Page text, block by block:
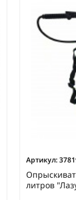
Артикул:
литров